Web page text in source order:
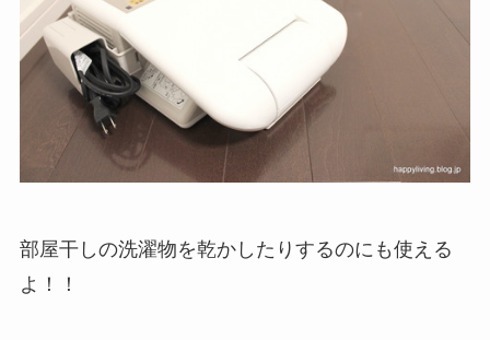
部屋干しの洗濯物を乾かしたりするのにも使える
よ！！